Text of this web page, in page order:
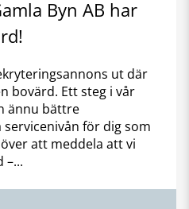
Byn AB har
ut där
bovärd. Ett steg i vår
ännu bättre
för dig som
att meddela att vi
–...